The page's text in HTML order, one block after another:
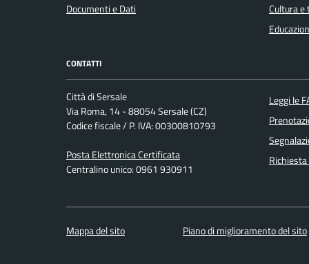
Documenti e Dati
Cultura e
CONTATTI
Città di Sersale
Via Roma, 14 - 88054 Sersale (CZ)
Codice fiscale / P. IVA: 00300810793
Posta Elettronica Certificata
Centralino unico: 0961 930911
Leggi le
Mappa del sito Piano di miglioramento del sito